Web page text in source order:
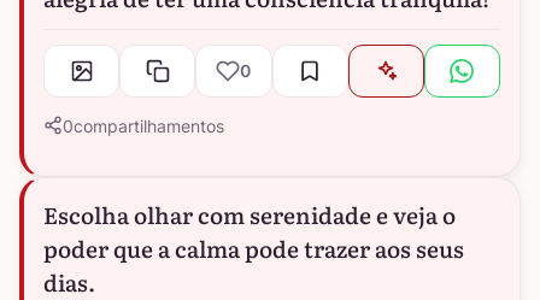
0
0compartilhamentos
Escolha olhar com serenidade e veja o
poder que a calma pode trazer aos seus
dias.